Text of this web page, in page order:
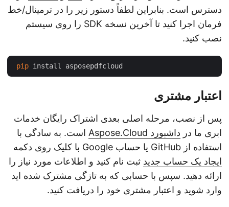
دسترس است. بنابراین لطفاً دستور زیر را در ترمینال/خط
فرمان اجرا کنید تا آخرین نسخه SDK را روی سیستم
نصب کنید.
pip
اعتبار مشتری
پس از نصب، مرحله اصلی بعدی اشتراک رایگان خدمات
ابری ما در داشبورد Aspose.Cloud
است. به سادگی با
استفاده از GitHub یا حساب Google با کلیک روی دکمه
ایجاد یک حساب جدیدثبت نام کنید و اطلاعات مورد نیاز را
ارائه دهید. سپس با حسابی که به تازگی مشترک شده اید
وارد شوید و اعتبار مشتری خود را دریافت کنید.